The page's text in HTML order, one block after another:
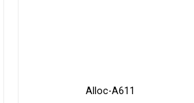
Alloc-A611